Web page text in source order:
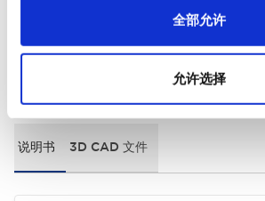
全部允许
允许选择
说明书 3D CAD 文件